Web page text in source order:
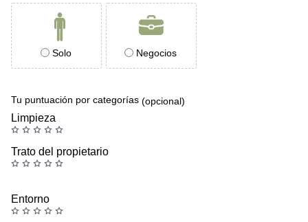
Solo Negocios
Tu puntuación por categorías (opcional)
Limpieza
Trato del propietario
Entorno